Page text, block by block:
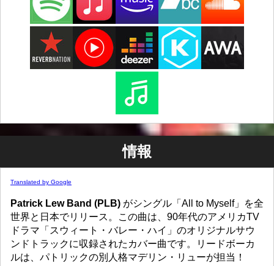
情報
Translated by Google
Patrick Lew Band (PLB) がシングル「All to Myself」を全
世界と日本でリリース。この曲は、90年代のアメリカTV
ドラマ「スウィート・バレー・ハイ」のオリジナルサウ
ンドトラックに収録されたカバー曲です。リードボーカ
ルは、パトリックの別人格マデリン・リューが担当！